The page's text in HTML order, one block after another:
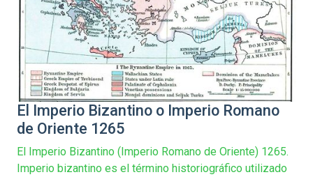
El Imperio Bizantino o Imperio Romano
de Oriente 1265
El Imperio Bizantino (Imperio Romano de Oriente) 1265.
Imperio bizantino es el término historiográfico utilizado